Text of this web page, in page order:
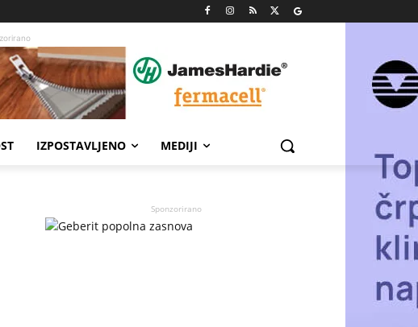
IZPOSTAVLJENO MEDIJI
Sponzorirano